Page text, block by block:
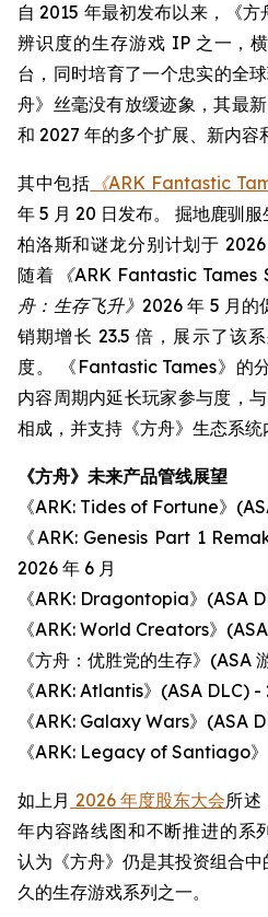
自 2015 年最初发布以来，《
辨识度的生存游戏 IP 之一，
台，同时培育了一个忠实的全
舟》丝毫没有放缓迹象，其最
和 2027 年的多个扩展、新内容
其中包括 《ARK Fantastic
年 5 月 20 日发布。 掘地鹿驯
柏洛斯和谜龙分别计划于 2026
随着 《ARK Fantastic Tames
舟：生存飞升》 2026 年 5 月的
销期增长 23.5 倍，展示了该
度。 《Fantastic Tames》的
内容周期内延长玩家参与度，
相成，并支持《方舟》生态系统
《方舟》未来产品管线展望
《ARK: Tides of Fortune》
《ARK: Genesis Part 1
2026 年 6 月
《ARK: Dragontopia》(ASA
《ARK: World Creators》
《方舟：优胜党的生存》(ASA
《ARK: Atlantis》(ASA DLC) -
《ARK: Galaxy Wars》(ASA
《ARK: Legacy of Santiago
如上月 2026 年度股东大会所述
年内容路线图和不断推进的系
认为《方舟》仍是其投资组合
久的生存游戏系列之一。